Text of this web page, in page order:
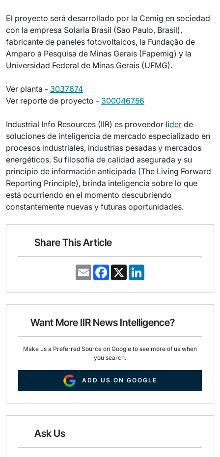
El proyecto será desarrollado por la Cemig en sociedad
con la empresa Solaria Brasil (Sao Paulo, Brasil),
fabricante de paneles fotovoltaicos, la Fundação de
Amparo à Pesquisa de Minas Gerais (Fapemig) y la
Universidad Federal de Minas Gerais (UFMG).
Ver planta - 3037674
Ver reporte de proyecto - 300046756
Industrial Info Resources (IIR) es proveedor líder de
soluciones de inteligencia de mercado especializado en
procesos industriales, industrias pesadas y mercados
energéticos. Su filosofía de calidad asegurada y su
principio de información anticipada (The Living Forward
Reporting Principle), brinda inteligencia sobre lo que
está ocurriendo en el momento descubriendo
constantemente nuevas y futuras oportunidades.
Share This Article
E
m
i
F
a
e
o
k
X
k
d
n
Want More IIR News Intelligence?
Make us a Preferred Source on Google to see more of us when
you search.
ADD US ON GOOGLE
Ask Us